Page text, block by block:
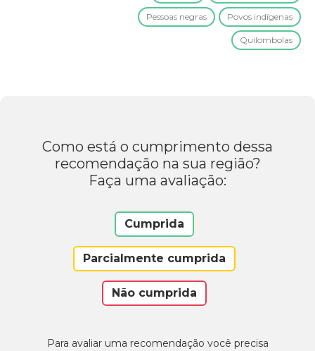
Pessoas negras Povos indígenas
Quilombolas
Como está o cumprimento dessa
recomendação na sua região?
Faça uma avaliação:
Cumprida
Parcialmente cumprida
Não cumprida
Para avaliar uma recomendação você precisa